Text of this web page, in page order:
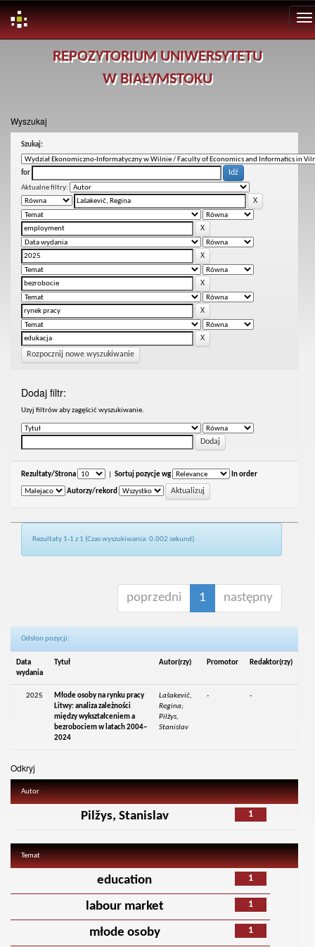
REPOZYTORIUM UNIWERSYTETU
W BIAŁYMSTOKU
Wyszukaj
Szukaj:
for
Aktualne filtry:
Rozpocznij nowe wyszukiwanie
Dodaj filtr:
Uzyj filtrów aby zagęścić wyszukiwanie.
Rezultaty/Strona Sortuj pozycje wg In order
Autorzy/rekord
Rezultaty 1-1 z 1 (Czas wyszukiwania: 0.002 sekund).
poprzedni 1 następny
Odsłon pozycji:
Data
wydania
Tytuł Autor(rzy) Promotor Redaktor(rzy)
2025
Młode osoby na rynku pracy
Litwy: analiza zależności
między wykształceniem a
bezrobociem w latach 2004–
2024
Lašakevič,
Regina;
Pilžys,
Stanislav
- -
Odkryj
Autor
1
Pilžys, Stanislav
Temat
1
education
1
labour market
1
młode osoby